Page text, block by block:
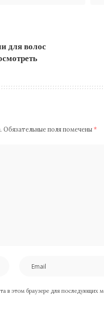
для волос
Обязательные поля помечены *
в этом браузере для последующих